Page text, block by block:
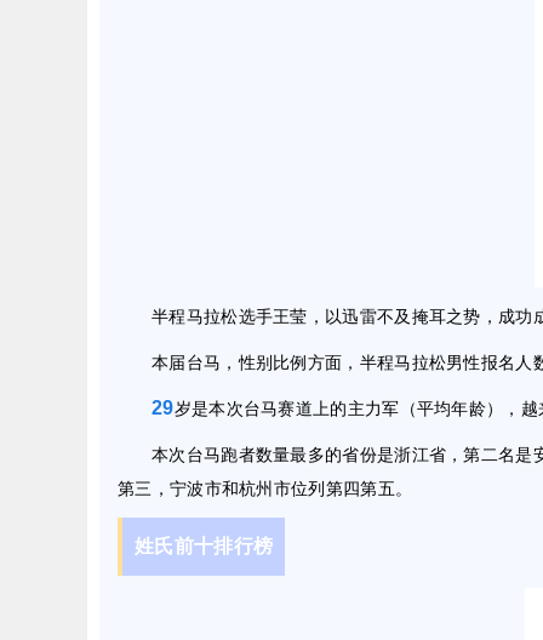
半程马拉松选手王莹，以迅雷不及掩耳之势，成功
本届台马，性别比例方面，半程马拉松男性报名人
29岁是本次台马赛道上的主力军（平均年龄），
本次台马跑者数量最多的省份是浙江省，第二名
第三，宁波市和杭州市位列第四第五。
姓氏前十排行榜